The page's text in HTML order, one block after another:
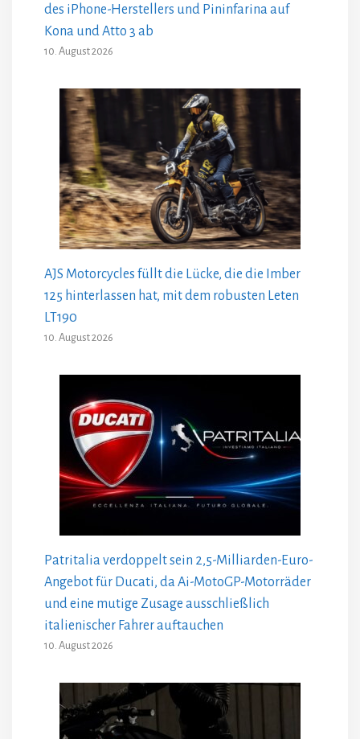
des iPhone-Herstellers und Pininfarina auf
Kona und Atto 3 ab
10. August 2026
AJS Motorcycles füllt die Lücke, die die Imber
125 hinterlassen hat, mit dem robusten Leten
LT190
10. August 2026
Patritalia verdoppelt sein 2,5-Milliarden-Euro-
Angebot für Ducati, da Ai-MotoGP-Motorräder
und eine mutige Zusage ausschließlich
italienischer Fahrer auftauchen
10. August 2026